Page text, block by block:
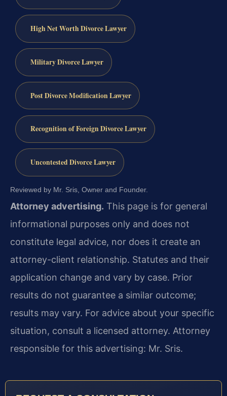
High Net Worth Divorce Lawyer
Military Divorce Lawyer
Post Divorce Modification Lawyer
Recognition of Foreign Divorce Lawyer
Uncontested Divorce Lawyer
Reviewed by Mr. Sris, Owner and Founder.
Attorney advertising. This page is for general
informational purposes only and does not
constitute legal advice, nor does it create an
attorney-client relationship. Statutes and their
application change and vary by case. Prior
results do not guarantee a similar outcome;
results may vary. For advice about your specific
situation, consult a licensed attorney. Attorney
responsible for this advertising: Mr. Sris.